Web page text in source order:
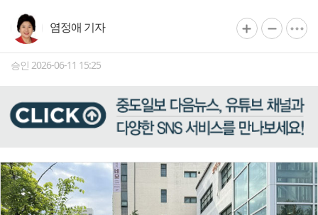
염정애 기자
승인 2026-06-11 15:25